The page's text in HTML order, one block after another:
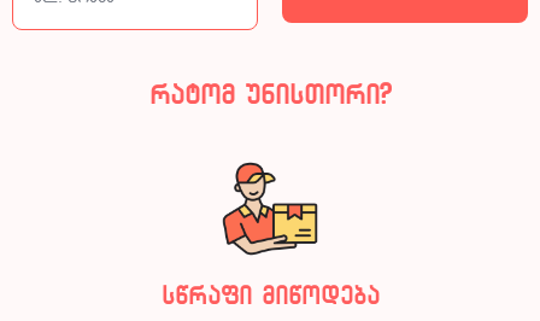
რატომ უნისთორი?
სწრაფი მიწოდება